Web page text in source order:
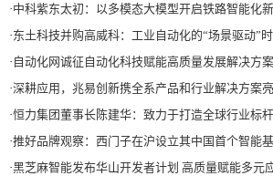
·中科紫东太初：以多模态大模型开启铁路智能化
·东土科技并购高威科：工业自动化的“场景驱动”
· 自动化网诚征自动化科技赋能高质量发展解决方案
·深耕应用，兆易创新携全系产品和行业解决方案
·恒力集团董事长陈建华：致力于打造全球行业标杆，为国家的经济高质量发展贡献更大力量|
·推好品牌观察：西门子在沪设立其中国首个智能基
·黑芝麻智能发布华山开发者计划 高质量赋能多元